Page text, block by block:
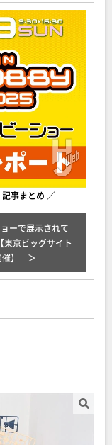
事まとめ ／
ーで展示されて
東京ビッグサイト
】